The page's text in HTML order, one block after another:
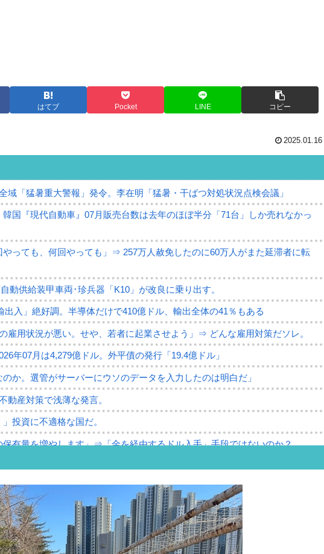
はてブ Pocket LINE コピー
2025.01.16
域「猛暑重大警報」発令。李在明「猛暑・干ばつ対処状況点検会議」
韓国『現代自動車』07月販売台数は去年のほぼ半分「71台」しか売れなかっ
っても、何回やっても」⇒ 257万人赦免したのに60万人がまた延滞者に転
動供給装甲車両･珍兵器「K10」が改良に乗り出す。
出入」絶好調。半導体だけで410億ドル、輸出全体の41％もある
雇用状況が悪い。せや、若者に起業させよう」⇒ どんな雇用対策だソレ。
年07月は4,279億ドル。外平債の発行「19.4億ドル」
か。選管がサーバーにウソのデータを入力したのは明白だ」
動産対策で浅薄な発言。
投資に不適格な国だ。
保有量を増やします」⇒「金を経由するドル入手」手段ではないのか？
。李在明を支持しない「50.5％」に上昇
策室長が告発された ⇒ 国家が行った恐るべき株価操作であり、空前の国政
りになって抗議活動」